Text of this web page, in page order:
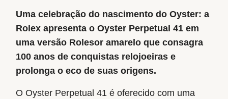
Uma celebração do nascimento do Oyster: a
Rolex apresenta o Oyster Perpetual 41 em
uma versão Rolesor amarelo que consagra
100 anos de conquistas relojoeiras e
prolonga o eco de suas origens.
O Oyster Perpetual 41 é oferecido com uma